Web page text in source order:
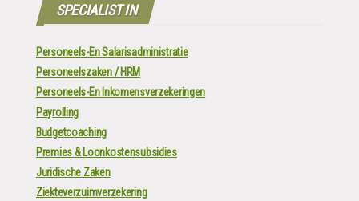
SPECIALIST IN
Personeels-En Salarisadministratie
Personeelszaken / HRM
Personeels-En Inkomensverzekeringen
Payrolling
Budgetcoaching
Premies & Loonkostensubsidies
Juridische Zaken
Ziekteverzuimverzekering